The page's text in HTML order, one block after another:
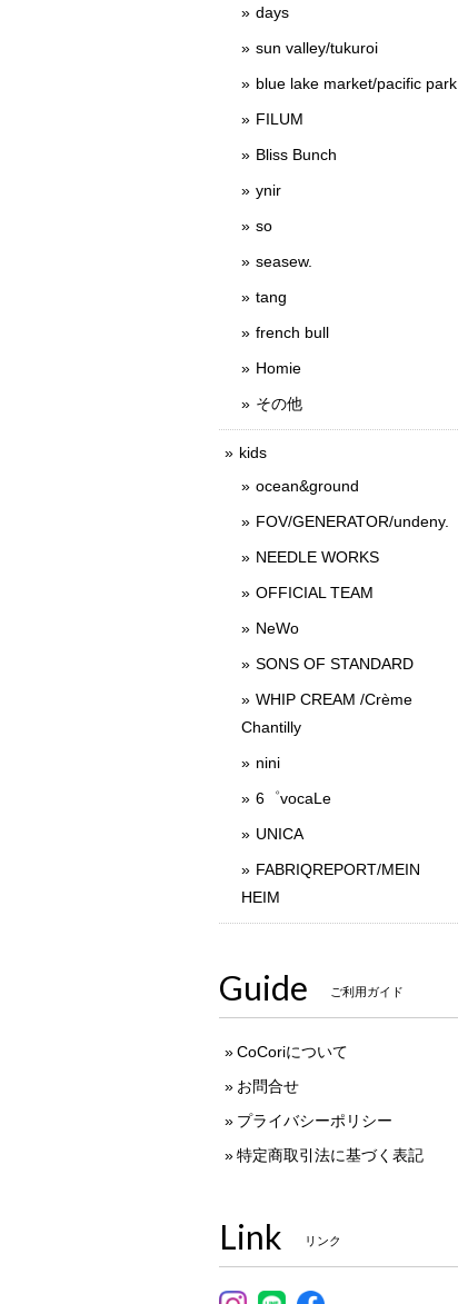
days
sun valley/tukuroi
blue lake market/pacific park
FILUM
Bliss Bunch
ynir
so
seasew.
tang
french bull
Homie
その他
kids
ocean&ground
FOV/GENERATOR/undeny.
NEEDLE WORKS
OFFICIAL TEAM
NeWo
SONS OF STANDARD
WHIP CREAM /Crème
Chantilly
nini
6゜vocaLe
UNICA
FABRIQREPORT/MEIN
HEIM
Guide ご利用ガイド
CoCoriについて
お問合せ
プライバシーポリシー
特定商取引法に基づく表記
Link リンク